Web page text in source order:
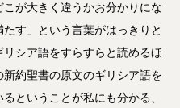
が大きく違うかお分かりにな
す」という言葉がはっきりと
シア語をすらすらと読めるほ
約聖書の原文のギリシア語を
ということが私にも分かる、